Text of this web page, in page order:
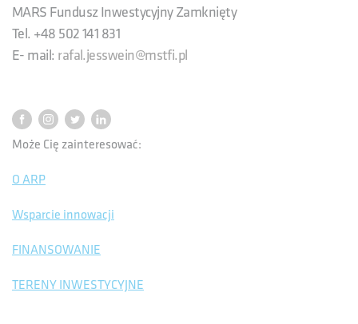
MARS Fundusz Inwestycyjny Zamknięty
Tel. +48 502 141 831
E- mail: rafal.jesswein@mstfi.pl
Może Cię zainteresować:
O ARP
Wsparcie innowacji
FINANSOWANIE
TERENY INWESTYCYJNE